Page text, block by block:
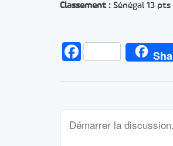
Classement : Sénégal 13
Facebook